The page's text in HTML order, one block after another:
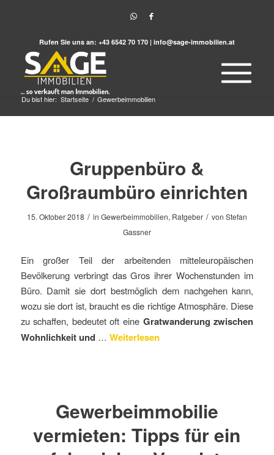
Rufen Sie uns an: +43 6542 70 170 | info@sage-immobilien.at
Du bist hier: Startseite / Gewerbeimmobilien
Gruppenbüro &
Großraumbüro einrichten
15. Oktober 2018 / in Gewerbeimmobilien, Ratgeber / von Stefan
Gassner
Ein großer Teil der arbeitenden mitteleuropäischen
Bevölkerung verbringt das Gros ihrer Wochenstunden im
Büro. Damit sie dort bestmöglich dem nachgehen kann,
wozu sie dort ist, braucht es die richtige Atmosphäre. Diese
zu schaffen, bedeutet oft eine Gratwanderung zwischen
Wohnlichkeit und … Weiterlesen
Gewerbeimmobilie
vermieten: Tipps für ein